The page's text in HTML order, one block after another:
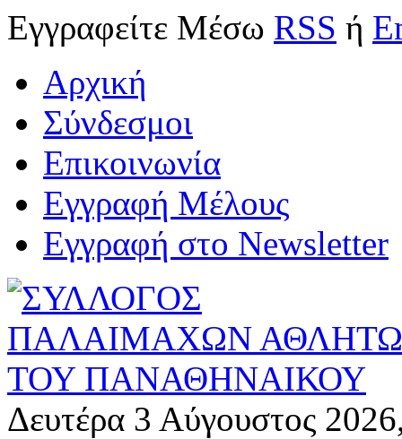
Εγγραφείτε Μέσω RSS ή
Αρχική
Σύνδεσμοι
Επικοινωνία
Εγγραφή Μέλους
Εγγραφή στο Newsletter
Δευτέρα 3 Αύγουστος